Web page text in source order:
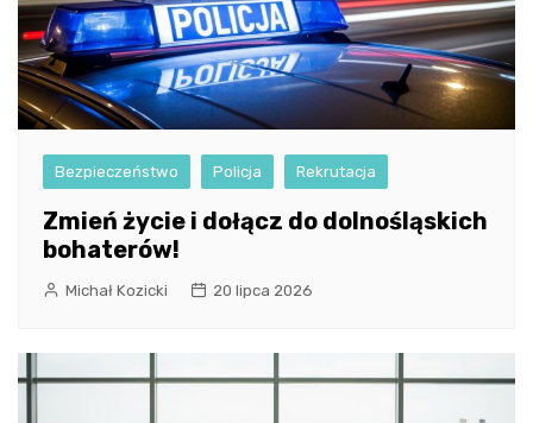
Bezpieczeństwo Policja Rekrutacja
Zmień życie i dołącz do dolnośląskich
bohaterów!
Michał Kozicki 20 lipca 2026